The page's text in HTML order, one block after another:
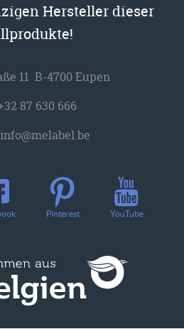
Hersteller dieser
11 B-4700 Eupen
87 630 666
info@melabel.be
Pinterest YouTube